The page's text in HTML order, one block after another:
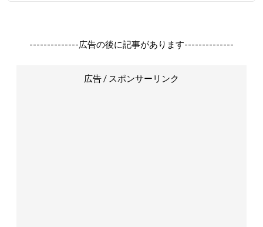
--------------広告の後に記事があります--------------
広告 / スポンサーリンク